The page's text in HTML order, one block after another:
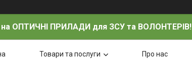
на ОПТИЧНІ ПРИЛАДИ для ЗСУ та ВОЛОНТЕРІВ!
Товари та послуги Про нас